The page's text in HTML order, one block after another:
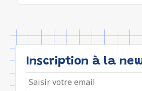
Inscription à la